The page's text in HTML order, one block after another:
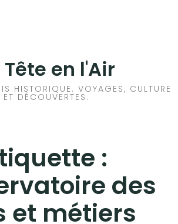
Tête en l'Air
HISTORIQUE. VOYAGES, CULTURE
ET DÉCOUVERTES.
:
des
et métiers
FRANCE